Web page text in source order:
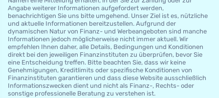
Angabe weiterer Informationen aufgefordert werden,
benachrichtigen Sie uns bitte umgehend. Unser Ziel ist es, nützliche
und aktuelle Informationen bereitzustellen. Aufgrund der
dynamischen Natur von Finanz- und Werbeangeboten sind manche
Informationen jedoch möglicherweise nicht immer aktuell. Wir
empfehlen Ihnen daher, alle Details, Bedingungen und Konditionen
direkt bei den jeweiligen Finanzinstituten zu überprüfen, bevor Sie
eine Entscheidung treffen. Bitte beachten Sie, dass wir keine
Genehmigungen, Kreditlimits oder spezifische Konditionen von
Finanzinstituten garantieren und dass diese Website ausschließlich
Informationszwecken dient und nicht als Finanz-, Rechts- oder
sonstige professionelle Beratung zu verstehen ist.